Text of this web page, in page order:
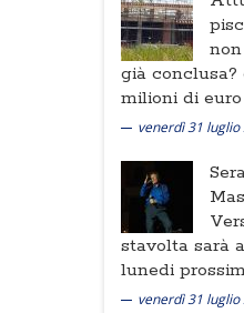
già conclusa?
milioni di euro
venerdì 31 luglio
stavolta sarà
lunedi
venerdì 31 luglio